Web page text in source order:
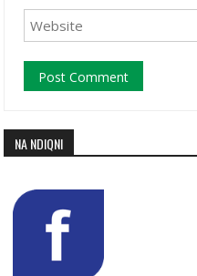
NA NDIQNI